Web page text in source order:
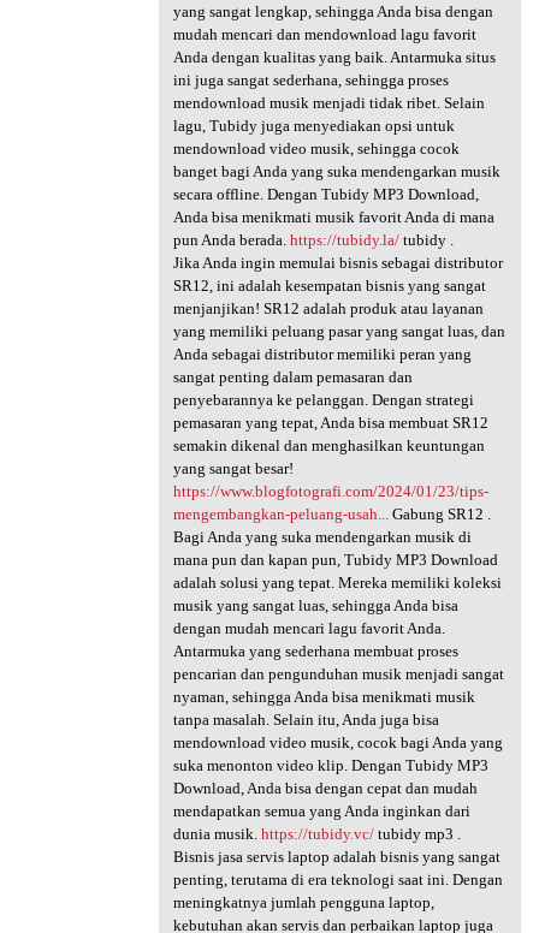
yang sangat lengkap, sehingga Anda bisa dengan
mudah mencari dan mendownload lagu favorit
Anda dengan kualitas yang baik. Antarmuka situs
ini juga sangat sederhana, sehingga proses
mendownload musik menjadi tidak ribet. Selain
lagu, Tubidy juga menyediakan opsi untuk
mendownload video musik, sehingga cocok
banget bagi Anda yang suka mendengarkan musik
secara offline. Dengan Tubidy MP3 Download,
Anda bisa menikmati musik favorit Anda di mana
pun Anda berada. https://tubidy.la/tubidy .
Jika Anda ingin memulai bisnis sebagai distributor
SR12, ini adalah kesempatan bisnis yang sangat
menjanjikan! SR12 adalah produk atau layanan
yang memiliki peluang pasar yang sangat luas, dan
Anda sebagai distributor memiliki peran yang
sangat penting dalam pemasaran dan
penyebarannya ke pelanggan. Dengan strategi
pemasaran yang tepat, Anda bisa membuat SR12
semakin dikenal dan menghasilkan keuntungan
yang sangat besar!
https://www.blogfotografi.com/2024/01/23/tips-
mengembangkan-peluang-usah...Gabung SR12 .
Bagi Anda yang suka mendengarkan musik di
mana pun dan kapan pun, Tubidy MP3 Download
adalah solusi yang tepat. Mereka memiliki koleksi
musik yang sangat luas, sehingga Anda bisa
dengan mudah mencari lagu favorit Anda.
Antarmuka yang sederhana membuat proses
pencarian dan pengunduhan musik menjadi sangat
nyaman, sehingga Anda bisa menikmati musik
tanpa masalah. Selain itu, Anda juga bisa
mendownload video musik, cocok bagi Anda yang
suka menonton video klip. Dengan Tubidy MP3
Download, Anda bisa dengan cepat dan mudah
mendapatkan semua yang Anda inginkan dari
dunia musik. https://tubidy.vc/tubidy mp3 .
Bisnis jasa servis laptop adalah bisnis yang sangat
penting, terutama di era teknologi saat ini. Dengan
meningkatnya jumlah pengguna laptop,
kebutuhan akan servis dan perbaikan laptop juga